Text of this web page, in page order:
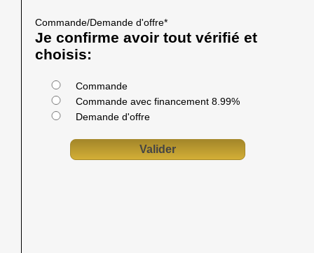
Commande/Demande d'offre*
Je confirme avoir tout vérifié et
choisis:
Commande
Commande avec financement 8.99%
Demande d'offre